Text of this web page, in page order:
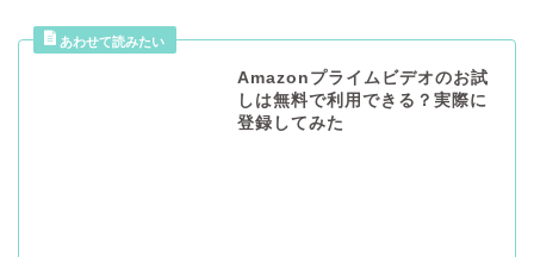
Amazonプライムビデオのお試
しは無料で利用できる？実際に
登録してみた